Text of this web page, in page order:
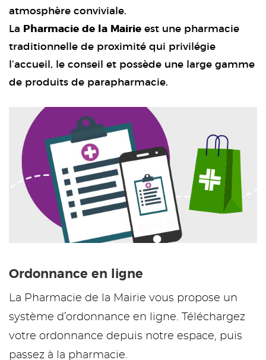
atmosphère conviviale.
La
Pharmacie de la Mairie est une pharmacie
traditionnelle de proximité qui privilégie
l’accueil, le conseil et possède une large gamme
de produits de parapharmacie.
Ordonnance en ligne
La Pharmacie de la Mairie vous propose un
système d’ordonnance en ligne. Téléchargez
votre ordonnance depuis notre espace, puis
passez à la pharmacie.